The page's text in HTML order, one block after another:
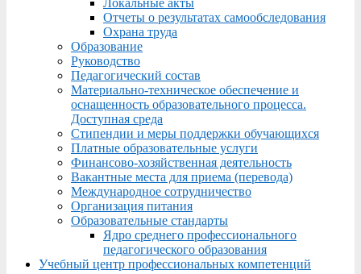
Локальные акты
Отчеты о результатах самообследования
Охрана труда
Образование
Руководство
Педагогический состав
Материально-техническое обеспечение и
оснащенность образовательного процесса.
Доступная среда
Стипендии и меры поддержки обучающихся
Платные образовательные услуги
Финансово-хозяйственная деятельность
Вакантные места для приема (перевода)
Международное сотрудничество
Организация питания
Образовательные стандарты
Ядро среднего профессионального
педагогического образования
Учебный центр профессиональных компетенций